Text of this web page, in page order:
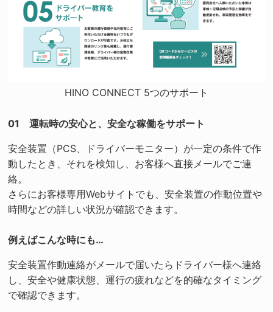
HINO CONNECT 5つのサポート
01 運転時の安心と、安全な稼働をサポート
安全装置（PCS、ドライバーモニター）が一定の条件で作
動したとき、それを検知し、お客様へ直接メールでご連
絡。
さらにお客様専用Webサイトでも、安全装置の作動位置や
時間などの詳しい状況が確認できます。
例えばこんな時にも…
安全装置作動連絡がメールで届いたらドライバー様へ連絡
し、安全や健康状態、運行の疲れなどを的確なタイミング
で確認できます。